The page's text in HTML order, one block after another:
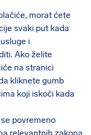
morat ćete
svaki put kada
i
Ako želite
na stranici
kliknete gumb
koji iskoči kada
povremeno